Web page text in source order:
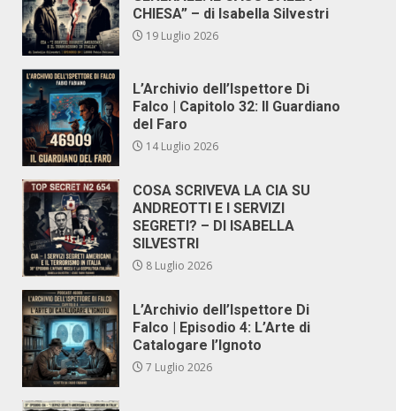
CHIESA” – di Isabella Silvestri
19 Luglio 2026
L’Archivio dell’Ispettore Di
Falco | Capitolo 32: Il Guardiano
del Faro
14 Luglio 2026
COSA SCRIVEVA LA CIA SU
ANDREOTTI E I SERVIZI
SEGRETI? – DI ISABELLA
SILVESTRI
8 Luglio 2026
L’Archivio dell’Ispettore Di
Falco | Episodio 4: L’Arte di
Catalogare l’Ignoto
7 Luglio 2026